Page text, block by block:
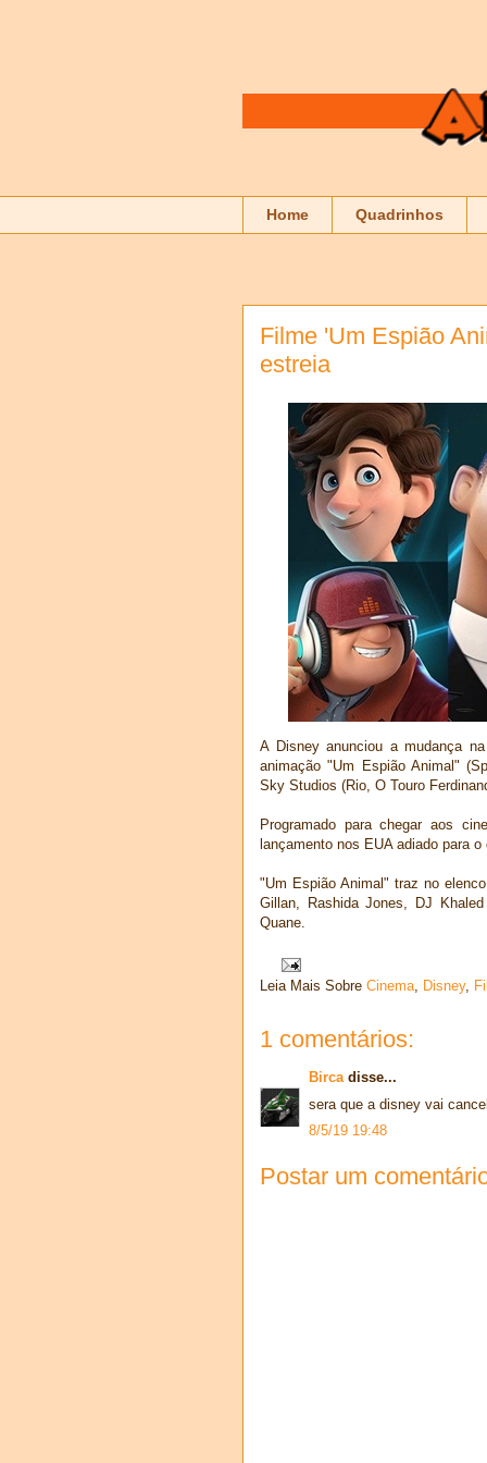
Home Quadrinhos
Filme 'Um Espião
estreia
A Disney anunciou a mudança
animação "Um Espião Animal"
Sky Studios (Rio, O Touro
Programado para chegar aos
lançamento nos EUA adiado para o
"Um Espião Animal" traz no
Gillan, Rashida Jones, DJ
Quane.
Leia Mais Sobre Cinema, Disney,
1 comentários:
Bircadisse...
sera que a disney vai
8/5/19 19:48
Postar um